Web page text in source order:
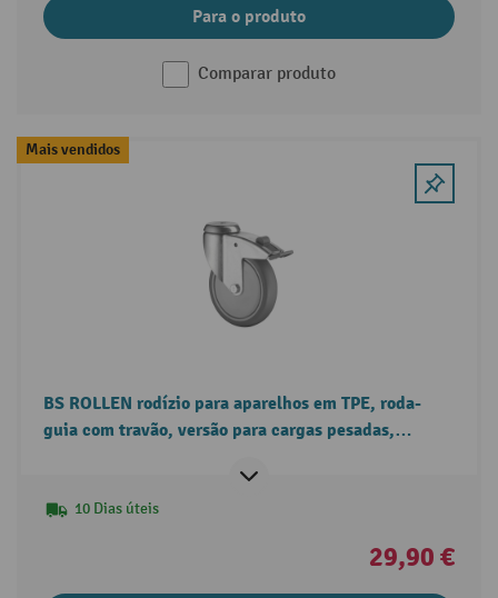
Para o produto
Comparar produto
Mais vendidos
BS ROLLEN rodízio para aparelhos em TPE, roda-
guia com travão, versão para cargas pesadas,
10 Dias úteis
29,90 €